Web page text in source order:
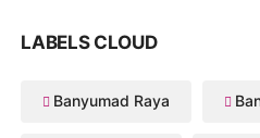
LABELS CLOUD
Banyumad Raya